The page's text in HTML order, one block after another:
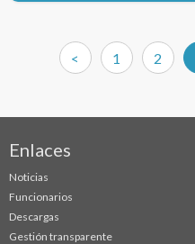
< 1 2
Enlaces
Noticias
Funcionarios
Descargas
Gestión transparente